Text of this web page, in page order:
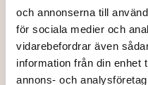
och annonserna till
för sociala medier och
vidarebefordrar även
information från din enhet
annons- och